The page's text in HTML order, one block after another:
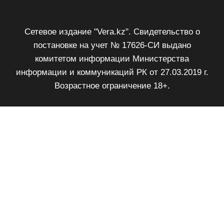
Сетевое издание "Vera.kz". Свидетельство о
постановке на учет № 17626-СИ выдано
комитетом информации Министерства
информации и коммуникаций РК от 27.03.2019 г.
Возрастное ограничение 18+.